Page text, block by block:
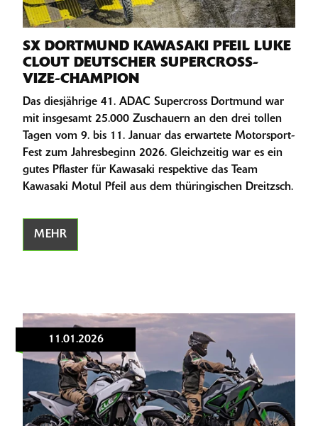
SX DORTMUND KAWASAKI PFEIL LUKE
CLOUT DEUTSCHER SUPERCROSS-
VIZE-CHAMPION
Das diesjährige 41. ADAC Supercross Dortmund war
mit insgesamt 25.000 Zuschauern an den drei tollen
Tagen vom 9. bis 11. Januar das erwartete Motorsport-
Fest zum Jahresbeginn 2026. Gleichzeitig war es ein
gutes Pflaster für Kawasaki respektive das Team
Kawasaki Motul Pfeil aus dem thüringischen Dreitzsch.
MEHR
11.01.2026